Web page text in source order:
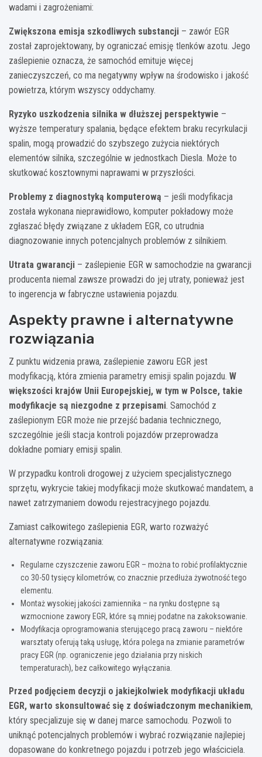
wadami i zagrożeniami:
Zwiększona emisja szkodliwych substancji – zawór EGR
został zaprojektowany, by ograniczać emisję tlenków azotu. Jego
zaślepienie oznacza, że samochód emituje więcej
zanieczyszczeń, co ma negatywny wpływ na środowisko i jakość
powietrza, którym wszyscy oddychamy.
Ryzyko uszkodzenia silnika w dłuższej perspektywie –
wyższe temperatury spalania, będące efektem braku recyrkulacji
spalin, mogą prowadzić do szybszego zużycia niektórych
elementów silnika, szczególnie w jednostkach Diesla. Może to
skutkować kosztownymi naprawami w przyszłości.
Problemy z diagnostyką komputerową – jeśli modyfikacja
została wykonana nieprawidłowo, komputer pokładowy może
zgłaszać błędy związane z układem EGR, co utrudnia
diagnozowanie innych potencjalnych problemów z silnikiem.
Utrata gwarancji – zaślepienie EGR w samochodzie na gwarancji
producenta niemal zawsze prowadzi do jej utraty, ponieważ jest
to ingerencja w fabryczne ustawienia pojazdu.
Aspekty prawne i alternatywne
rozwiązania
Z punktu widzenia prawa, zaślepienie zaworu EGR jest
modyfikacją, która zmienia parametry emisji spalin pojazdu. W
większości krajów Unii Europejskiej, w tym w Polsce, takie
modyfikacje są niezgodne z przepisami. Samochód z
zaślepionym EGR może nie przejść badania technicznego,
szczególnie jeśli stacja kontroli pojazdów przeprowadza
dokładne pomiary emisji spalin.
W przypadku kontroli drogowej z użyciem specjalistycznego
sprzętu, wykrycie takiej modyfikacji może skutkować mandatem, a
nawet zatrzymaniem dowodu rejestracyjnego pojazdu.
Zamiast całkowitego zaślepienia EGR, warto rozważyć
alternatywne rozwiązania:
Regularne czyszczenie zaworu EGR – można to robić profilaktycznie
co 30-50 tysięcy kilometrów, co znacznie przedłuża żywotność tego
elementu.
Montaż wysokiej jakości zamiennika – na rynku dostępne są
wzmocnione zawory EGR, które są mniej podatne na zakoksowanie.
Modyfikacja oprogramowania sterującego pracą zaworu – niektóre
warsztaty oferują taką usługę, która polega na zmianie parametrów
pracy EGR (np. ograniczenie jego działania przy niskich
temperaturach), bez całkowitego wyłączania.
Przed podjęciem decyzji o jakiejkolwiek modyfikacji układu
EGR, warto skonsultować się z doświadczonym mechanikiem,
który specjalizuje się w danej marce samochodu. Pozwoli to
uniknąć potencjalnych problemów i wybrać rozwiązanie najlepiej
dopasowane do konkretnego pojazdu i potrzeb jego właściciela.